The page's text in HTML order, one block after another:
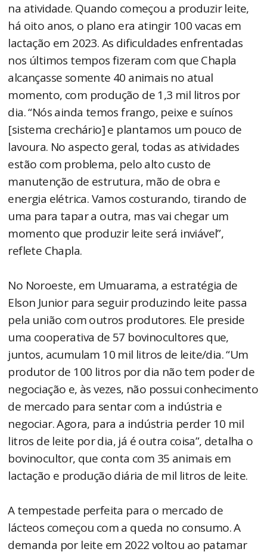
na atividade. Quando começou a produzir leite,
há oito anos, o plano era atingir 100 vacas em
lactação em 2023. As dificuldades enfrentadas
nos últimos tempos fizeram com que Chapla
alcançasse somente 40 animais no atual
momento, com produção de 1,3 mil litros por
dia. “Nós ainda temos frango, peixe e suínos
[sistema crechário] e plantamos um pouco de
lavoura. No aspecto geral, todas as atividades
estão com problema, pelo alto custo de
manutenção de estrutura, mão de obra e
energia elétrica. Vamos costurando, tirando de
uma para tapar a outra, mas vai chegar um
momento que produzir leite será inviável”,
reflete Chapla.
No Noroeste, em Umuarama, a estratégia de
Elson Junior para seguir produzindo leite passa
pela união com outros produtores. Ele preside
uma cooperativa de 57 bovinocultores que,
juntos, acumulam 10 mil litros de leite/dia. “Um
produtor de 100 litros por dia não tem poder de
negociação e, às vezes, não possui conhecimento
de mercado para sentar com a indústria e
negociar. Agora, para a indústria perder 10 mil
litros de leite por dia, já é outra coisa”, detalha o
bovinocultor, que conta com 35 animais em
lactação e produção diária de mil litros de leite.
A tempestade perfeita para o mercado de
lácteos começou com a queda no consumo. A
demanda por leite em 2022 voltou ao patamar